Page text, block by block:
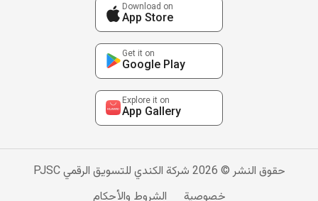
Download on
App Store
Get it on
Google Play
Explore it on
App Gallery
حقوق النشر © 2026 شركة الكندي للتسويق الرقمي PJSC
خصوصية
الشروط والأحكام